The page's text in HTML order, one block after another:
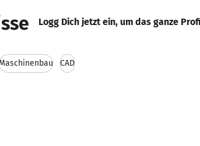
Logg Dich jetzt ein, um das ganze
CAD